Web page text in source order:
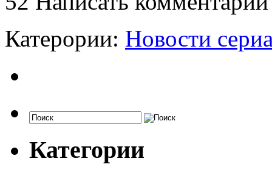
Катерории: Новости
Категории